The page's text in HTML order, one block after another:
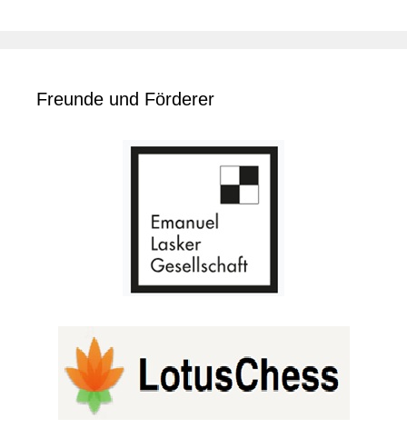
Freunde und Förderer